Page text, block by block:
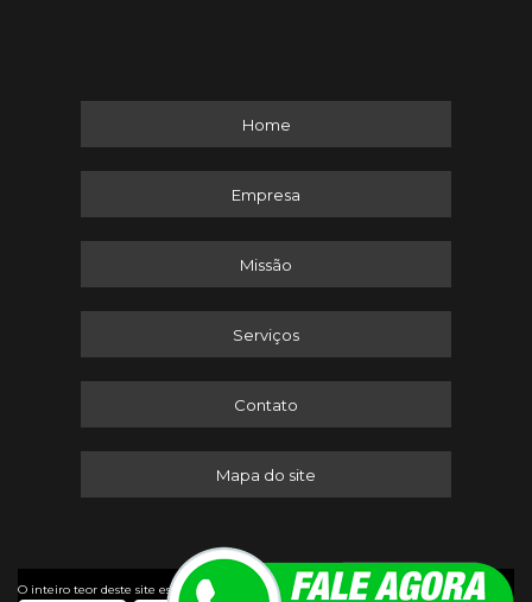
Home
Empresa
Missão
Serviços
Contato
Mapa do site
O inteiro teor deste site está sujeito à proteção de direitos autorais. Copyright ©